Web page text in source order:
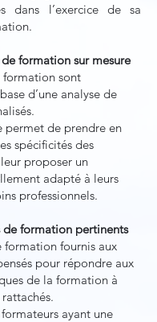
dans l’exercice de sa
formation sur mesure
formation sont
d’une analyse de
permet de prendre en
spécificités des
proposer un
adapté à leurs
professionnels.
de formation pertinents
formation fournis aux
pour répondre aux
de la formation à
ayant une